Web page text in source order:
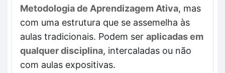
Metodologia de Aprendizagem Ativa, mas
com uma estrutura que se assemelha às
aulas tradicionais. Podem ser aplicadas em
qualquer disciplina, intercaladas ou não
com aulas expositivas.